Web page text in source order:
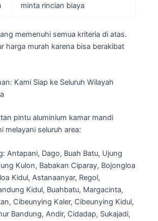
minta rincian biaya
memenuhi semua kriteria di atas.
harga murah karena bisa berakibat
Kami Siap ke Seluruh Wilayah
pintu aluminium kamar mandi
melayani seluruh area:
Antapani, Dago, Buah Batu, Ujung
Kulon, Babakan Ciparay, Bojongloa
Kidul, Astanaanyar, Regol,
Kidul, Buahbatu, Margacinta,
Cibeunying Kaler, Cibeunying Kidul,
Bandung, Andir, Cidadap, Sukajadi,